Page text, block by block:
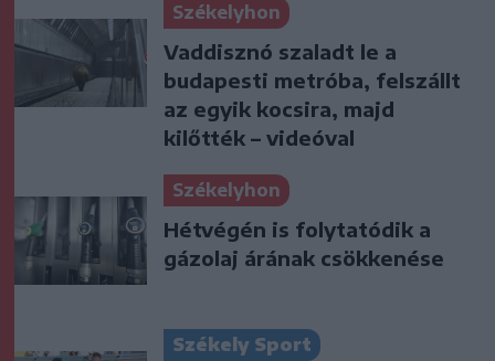
Székelyhon
Vaddisznó szaladt le a
budapesti metróba, felszállt
az egyik kocsira, majd
kilőtték – videóval
Székelyhon
Hétvégén is folytatódik a
gázolaj árának csökkenése
Székely Sport